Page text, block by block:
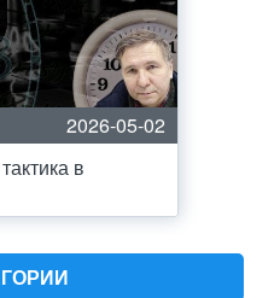
2026-05-02
в